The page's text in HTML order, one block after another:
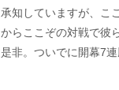
知していますが、こ
らここぞの対戦で彼
非。ついでに開幕7